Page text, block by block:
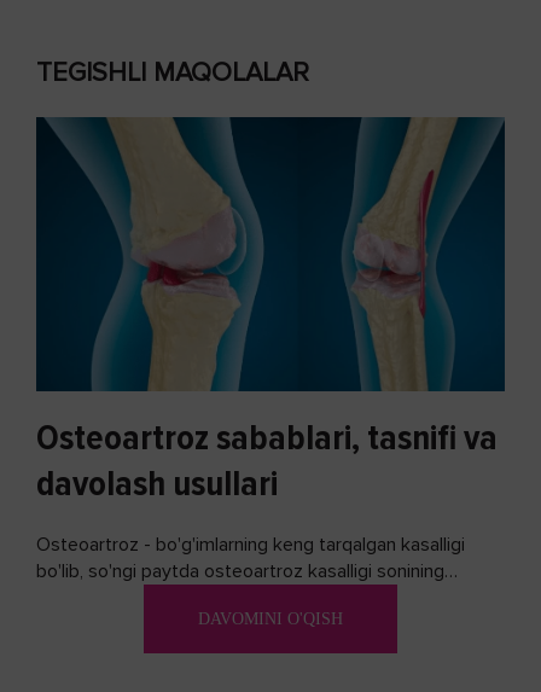
TEGISHLI MAQOLALAR
Osteoartroz sabablari, tasnifi va
davolash usullari
Osteoartroz - bo'g'imlarning keng tarqalgan kasalligi
bo'lib, so'ngi paytda osteoartroz kasalligi sonining
DAVOMINI O'QISH